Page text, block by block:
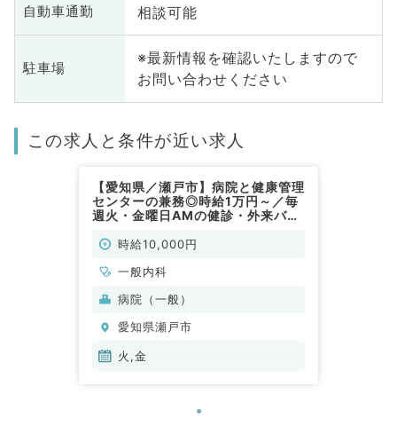
自動車通勤 相談可能
駐車場
※最新情報を確認いたしますので
お問い合わせください
この求人と条件が近い求人
【愛知県／瀬戸市】病院と健康管理
センターの兼務◎時給1万円～／毎
週火・金曜日AMの健診・外来バイ
時給10,000円
一般内科
病院（一般）
愛知県瀬戸市
火,金